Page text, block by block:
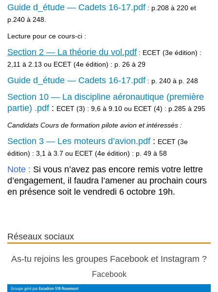
Guide d_étude — Cadets 16-17.pdf : p.208 à 220 et
p.240 à 248.
Lecture pour ce cours-ci :
Section 2 — La théorie du vol.pdf : ECET (3e édition) :
2,11 à 2.13 ou ECET (4e édition) : p. 26 à 29
Guide d_étude — Cadets 16-17.pdf : p. 240 à p. 248
Section 10 — La discipline aéronautique (première
partie) .pdf : ECET (3) : 9,6 à 9.10 ou ECET (4) : p.285 à 295
Candidats Cours de formation pilote avion et intéressés :
Section 3 — Les moteurs d’avion.pdf : ECET (3e
édition) : 3,1 à 3.7 ou ECET (4e édition) : p. 49 à 58
Note : Si vous n’avez pas encore remis votre lettre
d’engagement, il faudra l’amener au prochain cours
en présence soit le vendredi 6 octobre 19h.
Réseaux sociaux
As-tu rejoins les groupes Facebook et Instagram ?
Facebook